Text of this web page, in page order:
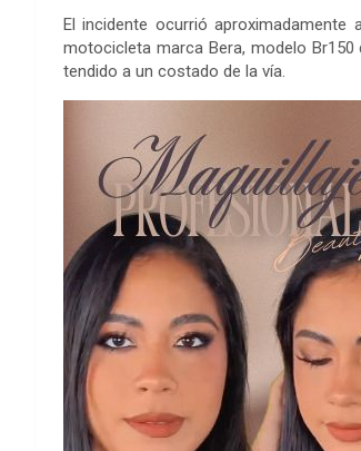
El incidente ocurrió
motocicleta marca Bera, modelo
tendido a un costado de la vía.